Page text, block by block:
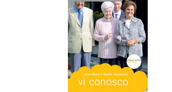
LEGGI TUTTO